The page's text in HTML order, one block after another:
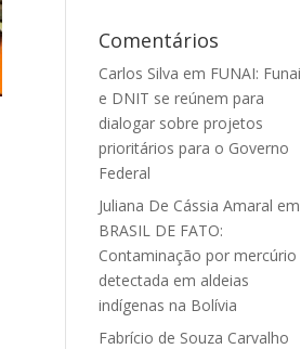
Comentários
Carlos Silva em FUNAI: Funai
e DNIT se reúnem para
dialogar sobre projetos
prioritários para o Governo
Federal
Juliana De Cássia Amaral em
BRASIL DE FATO:
Contaminação por mercúrio
detectada em aldeias
indígenas na Bolívia
Fabrício de Souza Carvalho